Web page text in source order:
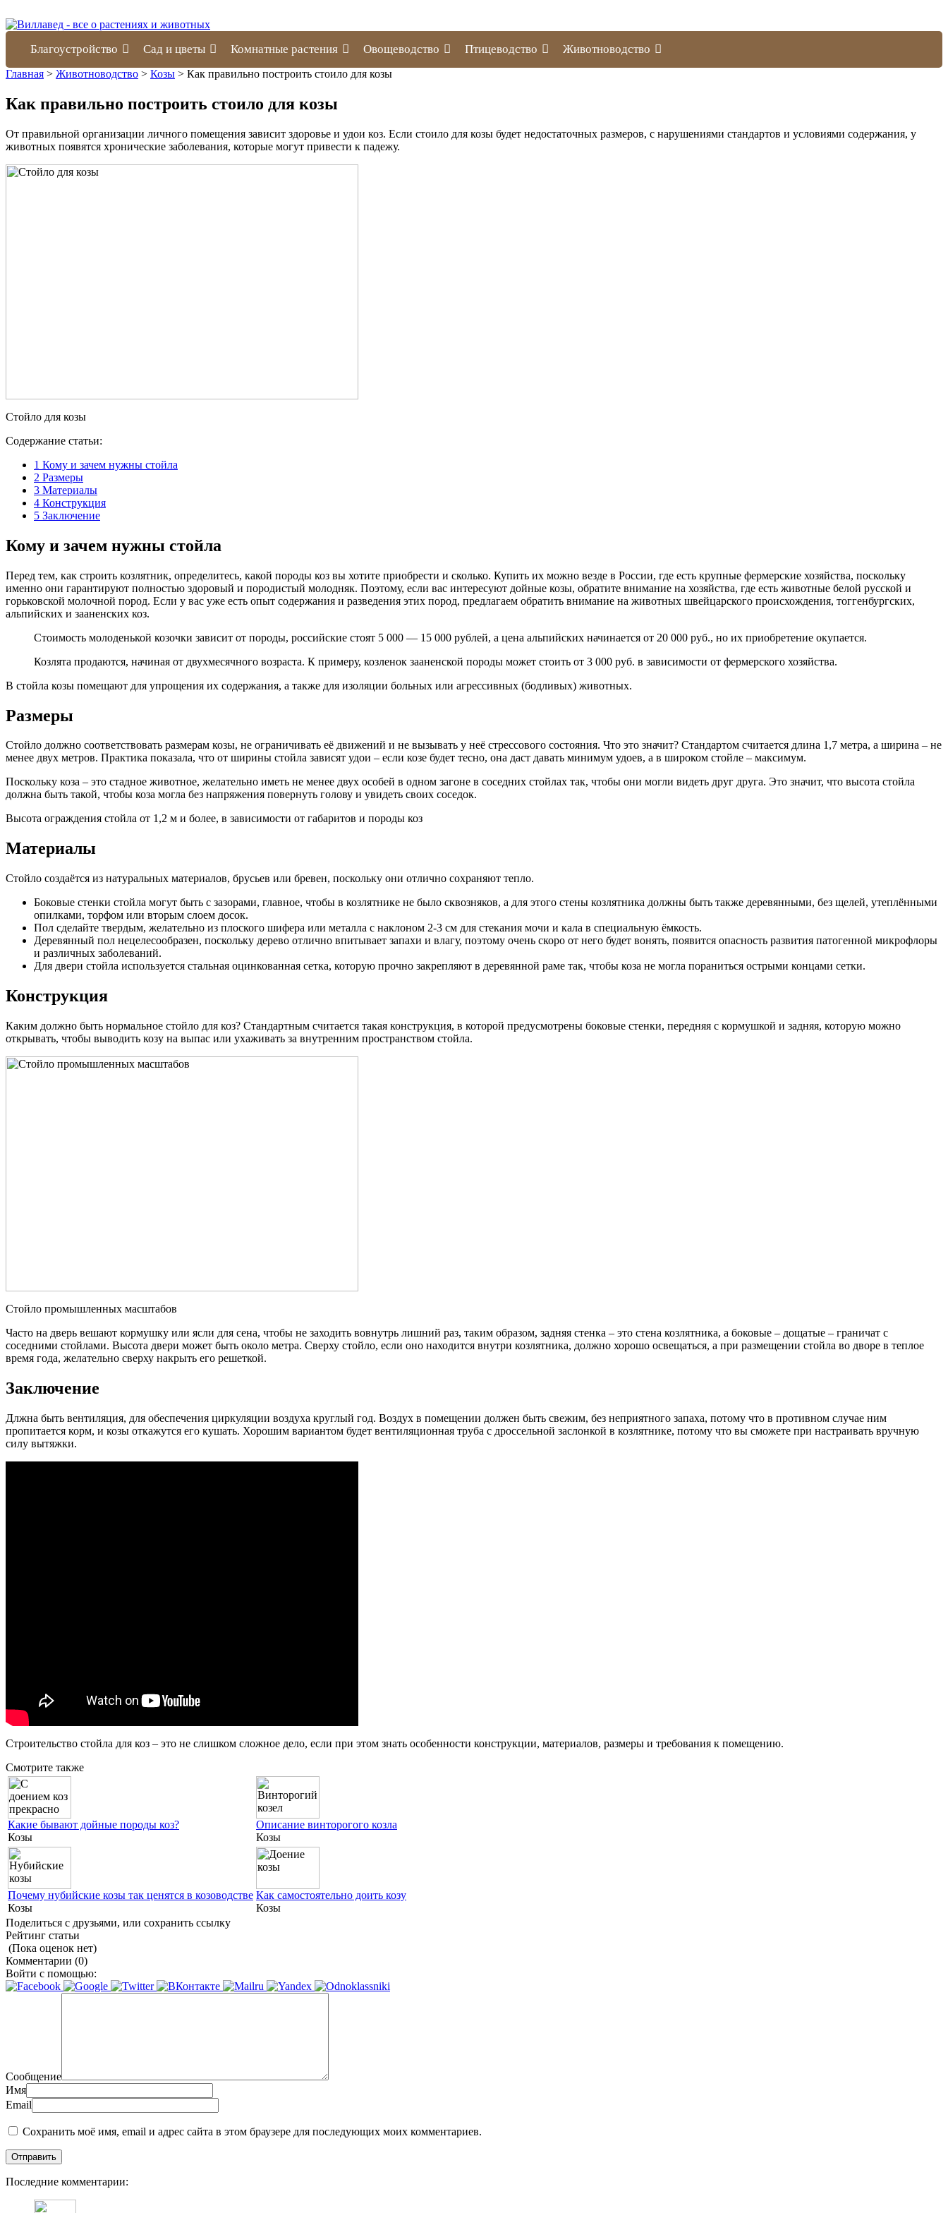
Благоустройство Сад и цветы Комнатные растения Овощеводство Птицеводство Животноводство
Главная > Животноводство > Козы > Как правильно построить стоило для козы
Как правильно построить стоило для козы
От правильной организации личного помещения зависит здоровье и удои коз. Если стоило для козы будет недостаточных размеров, с нарушениями стандартов и условиями содержания, у
животных появятся хронические заболевания, которые могут привести к падежу.
Стойло для козы
Содержание статьи:
1 Кому и зачем нужны стойла
2 Размеры
3 Материалы
4 Конструкция
5 Заключение
Кому и зачем нужны стойла
Перед тем, как строить козлятник, определитесь, какой породы коз вы хотите приобрести и сколько. Купить их можно везде в России, где есть крупные фермерские хозяйства, поскольку
именно они гарантируют полностью здоровый и породистый молодняк. Поэтому, если вас интересуют дойные козы, обратите внимание на хозяйства, где есть животные белой русской и
горьковской молочной пород. Если у вас уже есть опыт содержания и разведения этих пород, предлагаем обратить внимание на животных швейцарского происхождения, тоггенбургских,
альпийских и зааненских коз.
Стоимость молоденькой козочки зависит от породы, российские стоят 5 000 — 15 000 рублей, а цена альпийских начинается от 20 000 руб., но их приобретение окупается.
Козлята продаются, начиная от двухмесячного возраста. К примеру, козленок зааненской породы может стоить от 3 000 руб. в зависимости от фермерского хозяйства.
В стойла козы помещают для упрощения их содержания, а также для изоляции больных или агрессивных (бодливых) животных.
Размеры
Стойло должно соответствовать размерам козы, не ограничивать её движений и не вызывать у неё стрессового состояния. Что это значит? Стандартом считается длина 1,7 метра, а ширина – не
менее двух метров. Практика показала, что от ширины стойла зависят удои – если козе будет тесно, она даст давать минимум удоев, а в широком стойле – максимум.
Поскольку коза – это стадное животное, желательно иметь не менее двух особей в одном загоне в соседних стойлах так, чтобы они могли видеть друг друга. Это значит, что высота стойла
должна быть такой, чтобы коза могла без напряжения повернуть голову и увидеть своих соседок.
Высота ограждения стойла от 1,2 м и более, в зависимости от габаритов и породы коз
Материалы
Стойло создаётся из натуральных материалов, брусьев или бревен, поскольку они отлично сохраняют тепло.
Боковые стенки стойла могут быть с зазорами, главное, чтобы в козлятнике не было сквозняков, а для этого стены козлятника должны быть также деревянными, без щелей, утеплёнными
опилками, торфом или вторым слоем досок.
Пол сделайте твердым, желательно из плоского шифера или металла с наклоном 2-3 см для стекания мочи и кала в специальную ёмкость.
Деревянный пол нецелесообразен, поскольку дерево отлично впитывает запахи и влагу, поэтому очень скоро от него будет вонять, появится опасность развития патогенной микрофлоры
и различных заболеваний.
Для двери стойла используется стальная оцинкованная сетка, которую прочно закрепляют в деревянной раме так, чтобы коза не могла пораниться острыми концами сетки.
Конструкция
Каким должно быть нормальное стойло для коз? Стандартным считается такая конструкция, в которой предусмотрены боковые стенки, передняя с кормушкой и задняя, которую можно
открывать, чтобы выводить козу на выпас или ухаживать за внутренним пространством стойла.
Стойло промышленных масштабов
Часто на дверь вешают кормушку или ясли для сена, чтобы не заходить вовнутрь лишний раз, таким образом, задняя стенка – это стена козлятника, а боковые – дощатые – граничат с
соседними стойлами. Высота двери может быть около метра. Сверху стойло, если оно находится внутри козлятника, должно хорошо освещаться, а при размещении стойла во дворе в теплое
время года, желательно сверху накрыть его решеткой.
Заключение
Длжна быть вентиляция, для обеспечения циркуляции воздуха круглый год. Воздух в помещении должен быть свежим, без неприятного запаха, потому что в противном случае ним
пропитается корм, и козы откажутся его кушать. Хорошим вариантом будет вентиляционная труба с дроссельной заслонкой в козлятнике, потому что вы сможете при настраивать вручную
силу вытяжки.
Строительство стойла для коз – это не слишком сложное дело, если при этом знать особенности конструкции, материалов, размеры и требования к помещению.
Смотрите также
Какие бывают дойные породы коз?
Козы
Описание винторогого козла
Козы
Почему нубийские козы так ценятся в козоводстве
Козы
Как самостоятельно доить козу
Козы
Поделиться с друзьями, или сохранить ссылку
Рейтинг статьи
(Пока оценок нет)
Комментарии (0)
Войти с помощью:
Сообщение
Имя
Email
Сохранить моё имя, email и адрес сайта в этом браузере для последующих моих комментариев.
Последние комментарии: